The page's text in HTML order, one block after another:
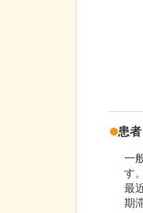
患
一
す。
最
期